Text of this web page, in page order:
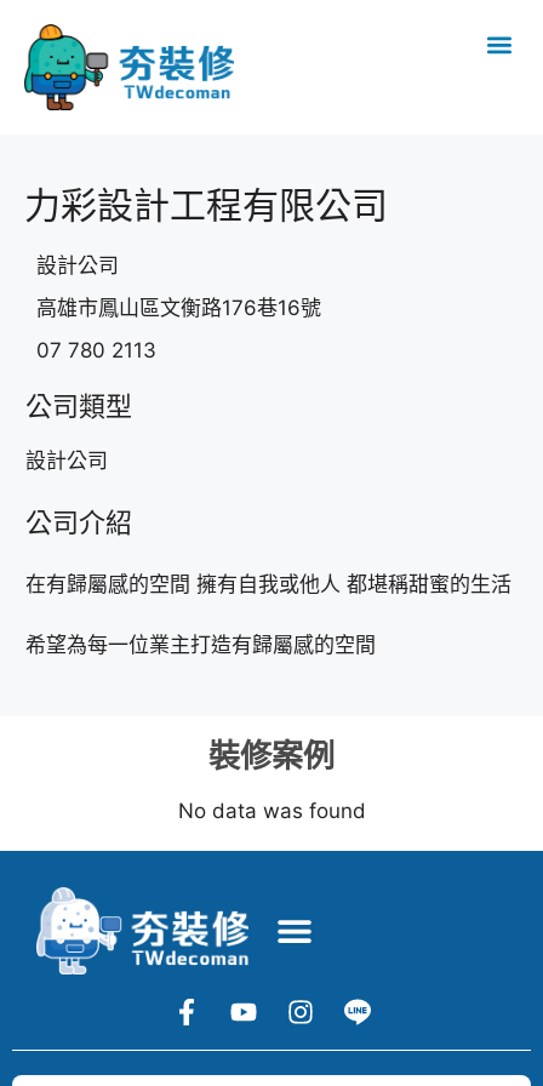
力彩設計工程有限公司
設計公司
高雄市鳳山區文衡路176巷16號
07 780 2113
公司類型
設計公司
公司介紹
在有歸屬感的空間 擁有自我或他人 都堪稱甜蜜的生活
希望為每一位業主打造有歸屬感的空間
裝修案例
No data was found